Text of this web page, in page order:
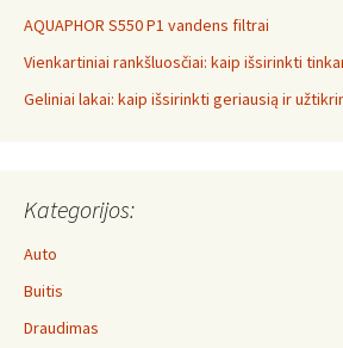
AQUAPHOR S550 P1 vandens filtrai
Vienkartiniai rankšluosčiai: kaip išsirinkti
Geliniai lakai: kaip išsirinkti geriausią ir
Kategorijos:
Auto
Buitis
Draudimas